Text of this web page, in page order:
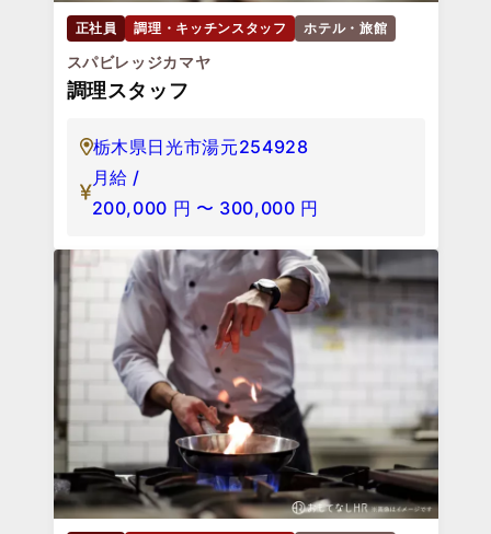
正社員 調理・キッチンスタッフ ホテル・旅館
スパビレッジカマヤ
調理スタッフ
栃木県日光市湯元254928
月給 /
200,000 円 〜 300,000 円